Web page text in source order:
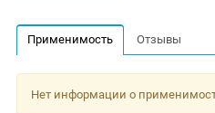
Применимость Отзывы
Нет информации о